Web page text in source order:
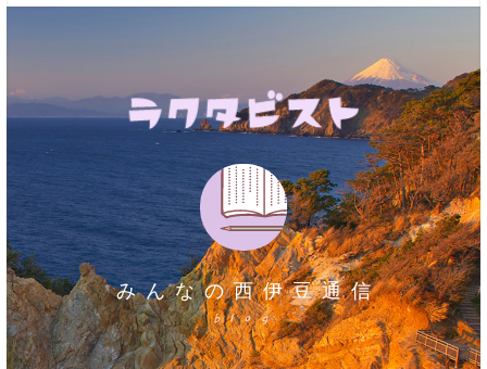
みんなの西伊豆通信
blog